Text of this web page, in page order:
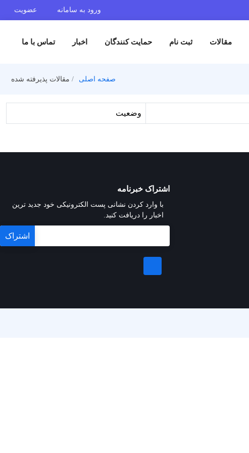
ورود به سامانه عضویت
مقالات ثبت نام حمایت کنندگان اخبار تماس با ما
صفحه اصلی مقالات پذیرفته شده
وضعیت
اشتراک خبرنامه
با وارد کردن نشانی پست الکترونیکی خود جدید ترین
اخبار را دریافت کنید.